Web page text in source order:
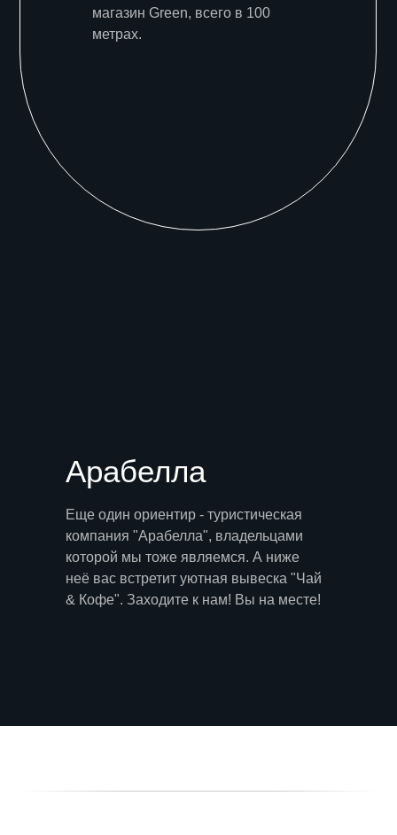
магазин Green, всего в 100
метрах.
Еще один ориентир - туристическая
компания "Арабелла", владельцами
которой мы тоже являемся. А ниже
неё вас встретит уютная вывеска "Чай
& Кофе". Заходите к нам! Вы на месте!
Арабелла